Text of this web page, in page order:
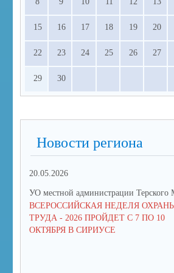
15 16 17 18 19 20
22 23 24 25 26 27
29 30
Новости региона
20.05.2026
УО местной администрации Терского
ВСЕРОССИЙСКАЯ НЕДЕЛЯ
ТРУДА - 2026 ПРОЙДЕТ С 7 ПО 10
ОКТЯБРЯ В СИРИУСЕ